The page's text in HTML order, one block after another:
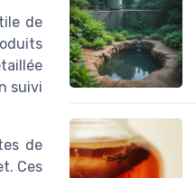
de
suivi
de
Ces